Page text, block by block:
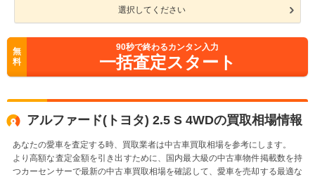
選択してください
無
料
90秒で終わるカンタン入力
一括査定スタート
アルファード(トヨタ) 2.5 S 4WDの買取相場情報
あなたの愛車を査定する時、買取業者は中古車買取相場を参考にします。
より高額な査定金額を引き出すために、国内最大級の中古車物件掲載数を持
つカーセンサーで最新の中古車買取相場を確認して、愛車を売却する最適な